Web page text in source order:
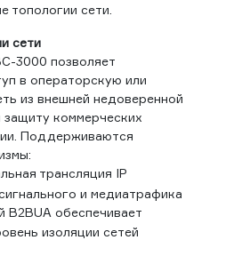
топологии сети.
сети
3000 позволяет
в операторскую или
из внешней недоверенной
защиту коммерческих
Поддерживаются
трансляция IP
и медиатрафика
B2BUA обеспечивает
изоляции сетей